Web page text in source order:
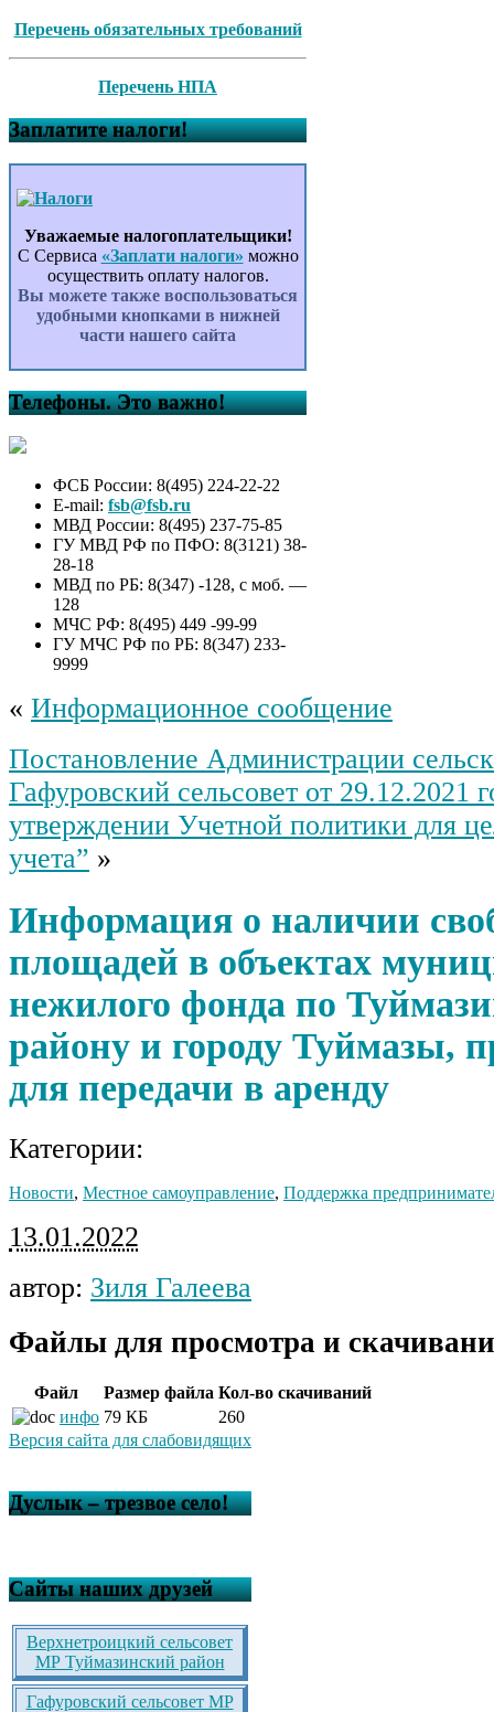
Перечень обязательных требований
Перечень НПА
Заплатите налоги!
Уважаемые налогоплательщики!
С Сервиса «Заплати налоги» можно
осуществить оплату налогов.
Вы можете также воспользоваться
удобными кнопками в нижней
части нашего сайта
Телефоны. Это важно!
ФСБ России: 8(495) 224-22-22
E-mail: fsb@fsb.ru
МВД России: 8(495) 237-75-85
ГУ МВД РФ по ПФО: 8(3121) 38-
28-18
МВД по РБ: 8(347) -128, с моб. —
128
МЧС РФ: 8(495) 449 -99-99
ГУ МЧС РФ по РБ: 8(347) 233-
9999
« Информационное сообщение
Постановление Администрации
Гафуровский сельсовет от 29.12.2021
утверждении Учетной политики для
учета” »
Информация о наличии
площадей в объектах
нежилого фонда по
району и городу Туймазы,
для передачи в аренду
Категории:
Новости, Местное самоуправление, Поддержка
13.01.2022
автор: Зиля Галеева
Файлы для просмотра и
Файл Размер файла Кол-во скачиваний
инфо 79 КБ
260
Версия сайта для слабовидящих
Дуслык – трезвое село!
Сайты наших друзей
Верхнетроицкий сельсовет
МР Туймазинский район
Гафуровский сельсовет МР